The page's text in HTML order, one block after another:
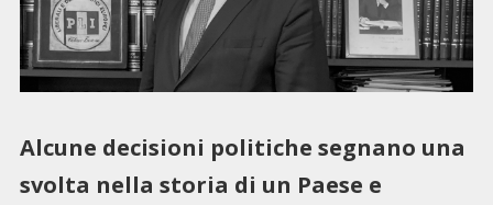
Alcune decisioni politiche segnano una
svolta nella storia di un Paese e